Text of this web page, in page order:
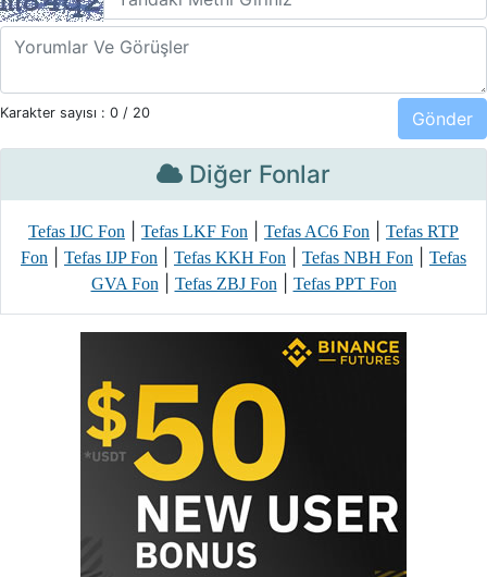
Karakter sayısı : 0 / 20
Diğer Fonlar
Tefas IJC Fon Tefas LKF Fon Tefas AC6 Fon
Tefas RTP
Fon
Tefas IJP Fon Tefas KKH Fon Tefas NBH Fon
Tefas
GVA Fon| Tefas ZBJ Fon| Tefas PPT Fon